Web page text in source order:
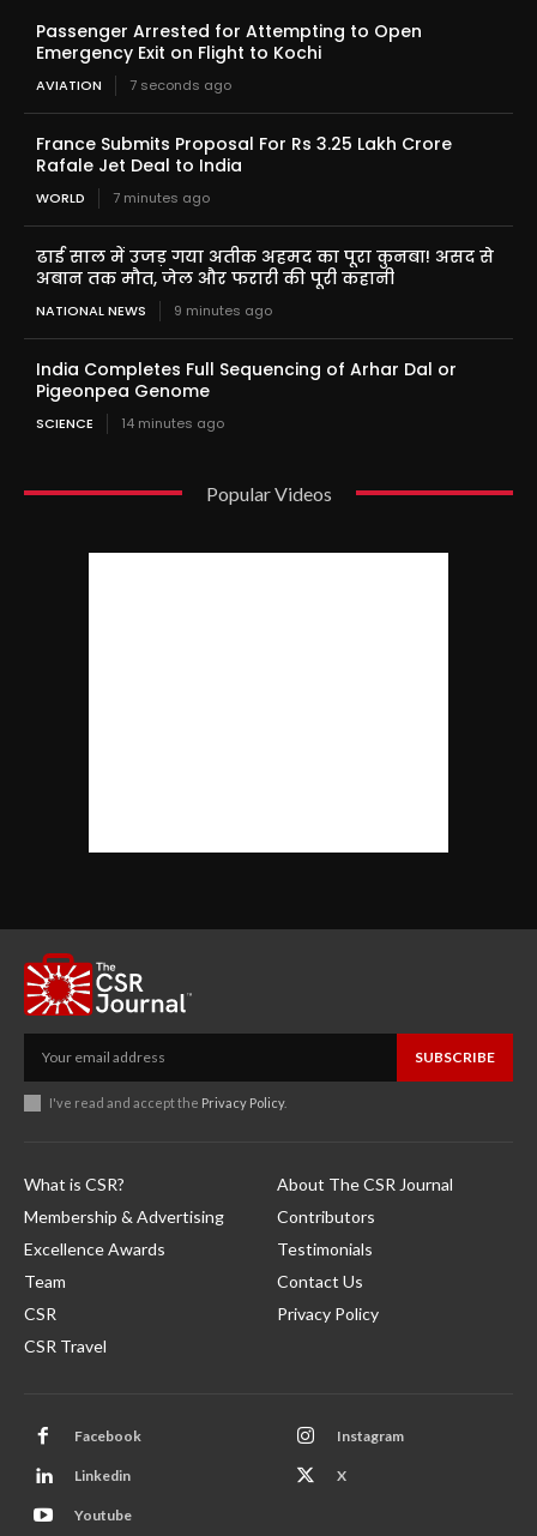
Passenger Arrested for Attempting to Open
Emergency Exit on Flight to Kochi
AVIATION 7 seconds ago
France Submits Proposal For Rs 3.25 Lakh Crore
Rafale Jet Deal to India
WORLD 7 minutes ago
ढाई साल में उजड़ गया अतीक अहमद का पूरा कुनबा! असद से
अबान तक मौत, जेल और फरारी की पूरी कहानी
NATIONAL NEWS 9 minutes ago
India Completes Full Sequencing of Arhar Dal or
Pigeonpea Genome
SCIENCE 14 minutes ago
Popular Videos
SUBSCRIBE
I've read and accept the Privacy Policy.
What is CSR?
Membership & Advertising
Excellence Awards
Team
CSR
CSR Travel
About The CSR Journal
Contributors
Testimonials
Contact Us
Privacy Policy
Facebook Instagram
Linkedin X
Youtube